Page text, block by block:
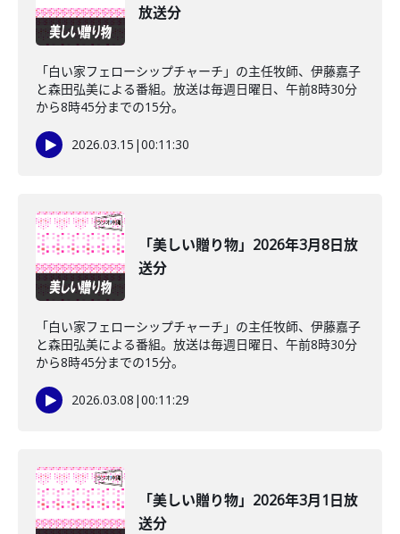
放送分
「白い家フェローシップチャーチ」の主任牧師、伊藤嘉子
と森田弘美による番組。放送は毎週日曜日、午前8時30分
から8時45分までの15分。
2026.03.15 |00:11:30
「美しい贈り物」2026年3月8日放
送分
「白い家フェローシップチャーチ」の主任牧師、伊藤嘉子
と森田弘美による番組。放送は毎週日曜日、午前8時30分
から8時45分までの15分。
2026.03.08 |00:11:29
「美しい贈り物」2026年3月1日放
送分